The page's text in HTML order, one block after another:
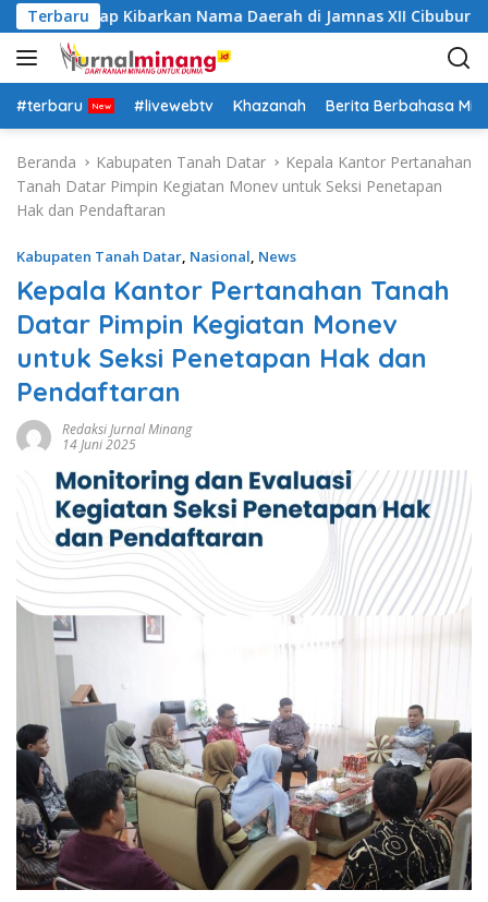
a
g
u
Terbaru
Datar Siap Kibarkan Nama Daerah di Jamnas XII Cibubur
#terbaru #livewebtv Khazanah Berita Berbahasa
Beranda Kabupaten Tanah Datar
Kepala Kantor Pertanahan
Tanah Datar Pimpin Kegiatan Monev untuk Seksi Penetapan
Hak dan Pendaftaran
Kabupaten Tanah Datar, Nasional, News
Kepala Kantor Pertanahan Tanah
Datar Pimpin Kegiatan Monev
untuk Seksi Penetapan Hak dan
Pendaftaran
Redaksi Jurnal Minang
14 Juni 2025